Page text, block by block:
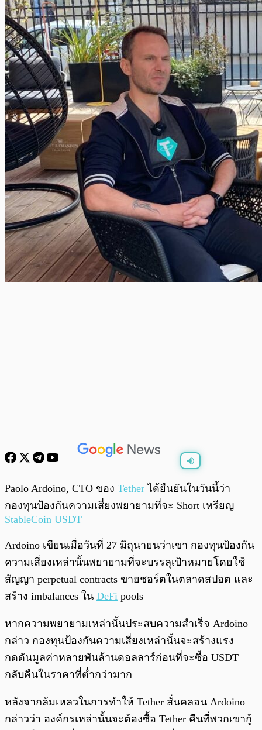
0:00 / 0:00
Paolo Ardoino, CTO ของ Tether ได้ยืนยันในวันนี้ว่า
กองทุนป้องกันความเสี่ยงพยายามที่จะ Short เหรียญ
StableCoin USDT
Ardoino เขียนเมื่อวันที่ 27 มิถุนายนว่าเขา กองทุนป้องกัน
ความเสี่ยงเหล่านั้นพยายามที่จะบรรลุเป้าหมายโดยใช้
สัญญา perpetual contracts ขายชอร์ตในตลาดสปอต และ
สร้าง imbalances ใน DeFi pools
หากความพยายามเหล่านั้นประสบความสำเร็จ Ardoino
กล่าว กองทุนป้องกันความเสี่ยงเหล่านั้นจะสร้างแรง
กดดันมูลค่าหลายพันล้านดอลลาร์ก่อนที่จะซื้อ USDT
กลับคืนในราคาที่ต่ำกว่ามาก
หลังจากล้มเหลวในการทำให้ Tether สั่นคลอน Ardoino
กล่าวว่า องค์กรเหล่านั้นจะต้องซื้อ Tether คืนที่พวกเขากู้